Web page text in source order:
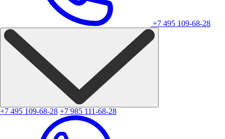
+7 495 109-68-28
+7 495 109-68-28 +7 985 111-68-28